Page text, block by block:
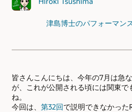
津島博士のパフォーマ
皆さんこんにちは、今年の7月は急
が、これが公開される頃には関東で
ね。
今回は
第32回で説明できなかっ